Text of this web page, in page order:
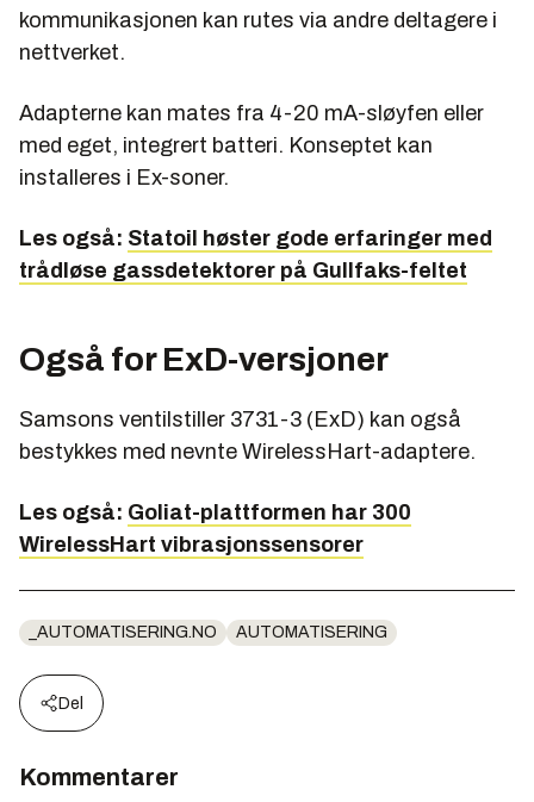
kommunikasjonen kan rutes via andre deltagere i
nettverket.
Adapterne kan mates fra 4-20 mA-sløyfen eller
med eget, integrert batteri. Konseptet kan
installeres i Ex-soner.
Les også: Statoil høster gode erfaringer med
trådløse gassdetektorer på Gullfaks-feltet
Også for ExD-versjoner
Samsons ventilstiller 3731-3 (ExD) kan også
bestykkes med nevnte WirelessHart-adaptere.
Les også: Goliat-plattformen har 300
WirelessHart vibrasjonssensorer
_AUTOMATISERING.NO AUTOMATISERING
Del
Kommentarer